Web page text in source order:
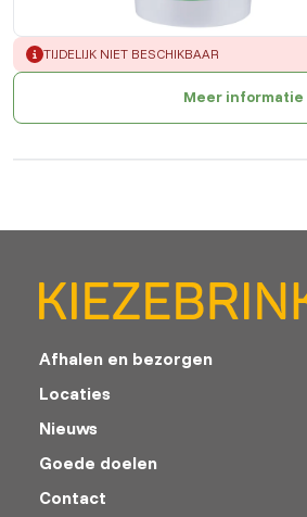
ERROR :
TIJDELIJK NIET BESCHIKBAAR
Meer informatie
Afhalen en bezorgen
Locaties
Nieuws
Goede doelen
Contact